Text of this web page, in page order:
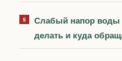
Слабый напор воды
делать и куда